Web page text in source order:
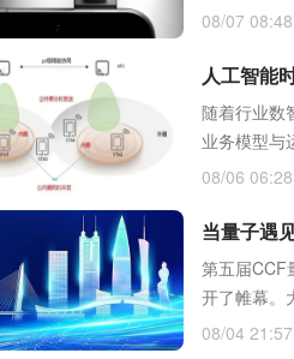
08/07 08:48
人工智能
随着行业数
业务模型与
08/06 06:28
当量子遇
第五届CCF
开了帷幕。
08/04 21:57